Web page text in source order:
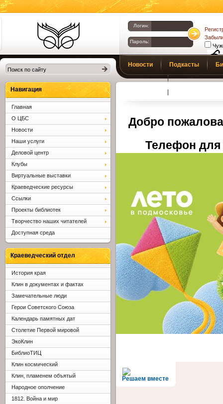
Библиотеки
Клина. Клинская
ЦБС.
Логин:
Пароль:
Новости Подкасты
Добро
Телефон для
Решаем вместе
Навигация
Главная
О ЦБС
Новости
Наши услуги
Деловой центр
Клубы
Виртуальные выставки
Краеведческие ресурсы
Ссылки
Проекты библиотек
Творчество наших читателей
Доступная среда
Краеведческий отдел
История края
Клин в документах и фактах
Замечательные люди
Герои Советского Союза
Календарь памятных дат
Столетие Первой мировой
ЭкоКлин
БиблиоТИЦ
Клин космический
Клин, пламенем объятый
Народное ополчение
1812. Война и мир